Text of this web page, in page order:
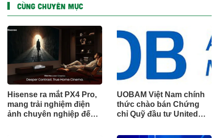
CÙNG CHUYÊN MỤC
Hisense ra mắt PX4 Pro,
mang trải nghiệm điện
ảnh chuyên nghiệp đến
UOBAM Việt Nam chính
thức chào bán Chứng
chỉ Quỹ đầu tư United
(UMMF)